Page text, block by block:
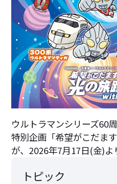
ウルトラマンシリーズ60
特別企画「希望がこだま
が、2026年7月17日(金)よ
トピック